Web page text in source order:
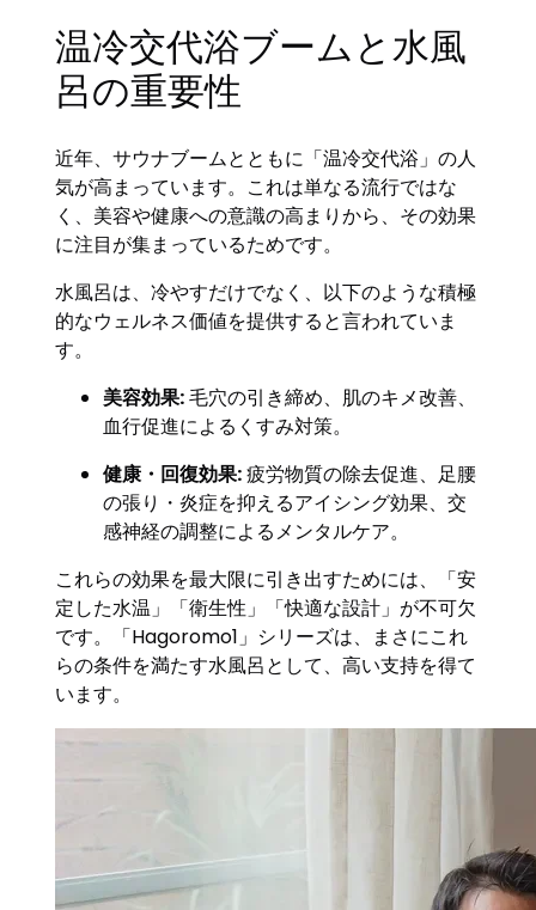
温冷交代浴ブームと水風
呂の重要性
近年、サウナブームとともに「温冷交代浴」の人
気が高まっています。これは単なる流行ではな
く、美容や健康への意識の高まりから、その効果
に注目が集まっているためです。
水風呂は、冷やすだけでなく、以下のような積極
的なウェルネス価値を提供すると言われていま
す。
美容効果:毛穴の引き締め、肌のキメ改善、
血行促進によるくすみ対策。
健康・回復効果:疲労物質の除去促進、足腰
の張り・炎症を抑えるアイシング効果、交
感神経の調整によるメンタルケア。
これらの効果を最大限に引き出すためには、「安
定した水温」「衛生性」「快適な設計」が不可欠
です。「Hagoromo1」シリーズは、まさにこれ
らの条件を満たす水風呂として、高い支持を得て
います。